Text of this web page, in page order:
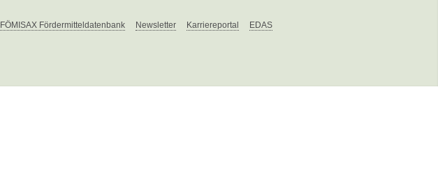
FÖMISAX Fördermitteldatenbank Newsletter Karriereportal EDAS